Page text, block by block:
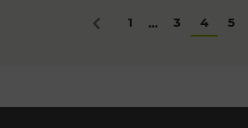
Zurück
1 ... 3 4 5